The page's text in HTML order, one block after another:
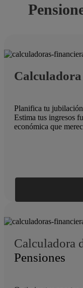
Calculadora
Planifica tu
Estima tus ingresos
económica que
Calculadora
Pensiones